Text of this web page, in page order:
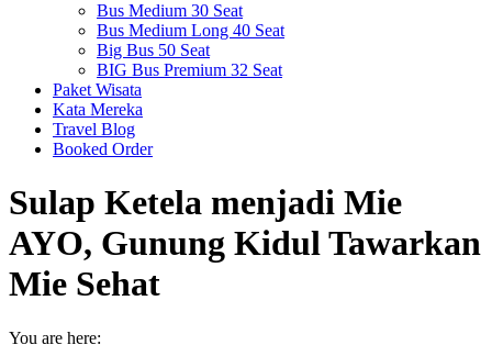
Bus Medium 30 Seat
Bus Medium Long 40 Seat
Big Bus 50 Seat
BIG Bus Premium 32 Seat
Paket Wisata
Kata Mereka
Travel Blog
Booked Order
Sulap Ketela menjadi Mie
AYO, Gunung Kidul Tawarkan
Mie Sehat
You are here: